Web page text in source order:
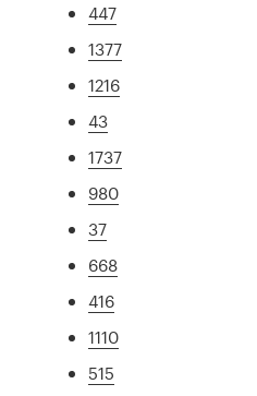
447
1377
1216
43
1737
980
37
668
416
1110
515